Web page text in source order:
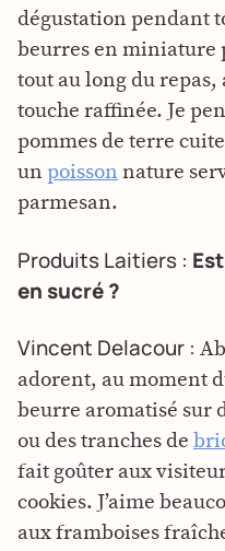
dégustation pendant
beurres en miniature
tout au long du
touche raffinée. Je
pommes de terre
un poisson nature
parmesan.
Produits Laitiers :
en sucré ?
Vincent Delacour :
adorent, au moment
beurre aromatisé sur
ou des tranches de
fait goûter aux
cookies. J’aime
aux framboises